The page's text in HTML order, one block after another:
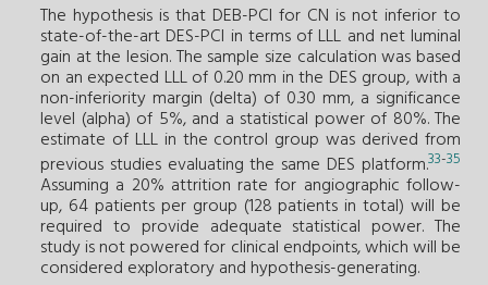
The hypothesis is that DEB-PCI for CN is not inferior to
state-of-the-art DES-PCI in terms of LLL and net luminal
gain at the lesion. The sample size calculation was based
on an expected LLL of 0.20 mm in the DES group, with a
non-inferiority margin (delta) of 0.30 mm, a significance
level (alpha) of 5%, and a statistical power of 80%. The
estimate of LLL in the control group was derived from
previous studies evaluating the same DES platform.33-35
Assuming a 20% attrition rate for angiographic follow-
up, 64 patients per group (128 patients in total) will be
required to provide adequate statistical power. The
study is not powered for clinical endpoints, which will be
considered exploratory and hypothesis-generating.